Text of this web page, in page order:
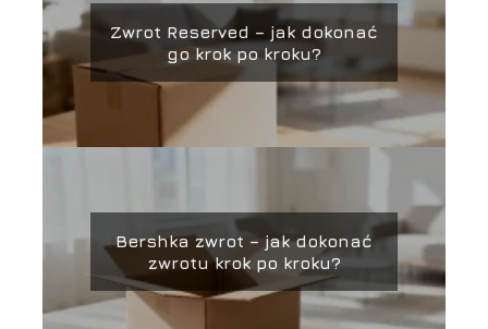
Zwrot Reserved – jak dokonać
go krok po kroku?
Bershka zwrot – jak dokonać
zwrotu krok po kroku?